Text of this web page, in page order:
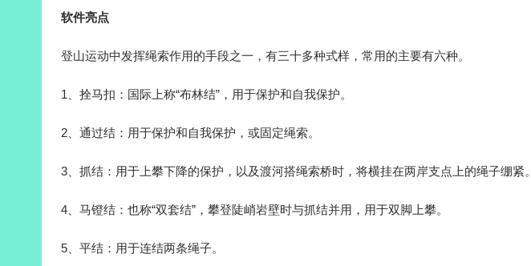
软件亮点
登山运动中发挥绳索作用的手段之一，有三十多种式样，常用的主要有六种。
1、拴马扣：国际上称“布林结”，用于保护和自我保护。
2、通过结：用于保护和自我保护，或固定绳索。
3、抓结：用于上攀下降的保护，以及渡河搭绳索桥时，将横挂在两岸支点上的绳子绷紧。
4、马镫结：也称“双套结”，攀登陡峭岩壁时与抓结并用，用于双脚上攀。
5、平结：用于连结两条绳子。